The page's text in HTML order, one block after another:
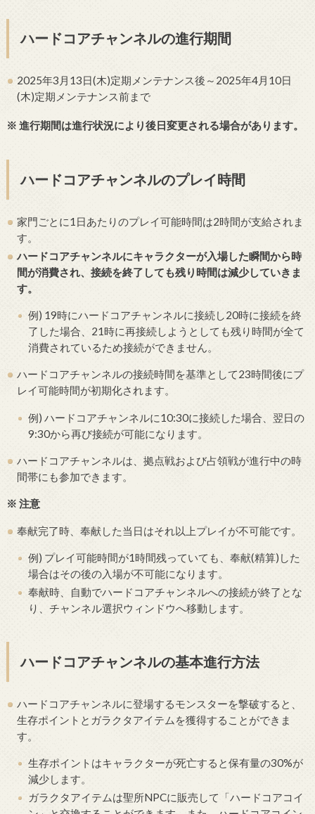
ハードコアチャンネルの進行期間
2025年3月13日(木)定期メンテナンス後～2025年4月10日
(木)定期メンテナンス前まで
※ 進行期間は進行状況により後日変更される場合があります。
ハードコアチャンネルのプレイ時間
家門ごとに1日あたりのプレイ可能時間は2時間が支給されま
す。
ハードコアチャンネルにキャラクターが入場した瞬間から時
間が消費され、接続を終了しても残り時間は減少していきま
す。
例) 19時にハードコアチャンネルに接続し20時に接続を終
了した場合、21時に再接続しようとしても残り時間が全て
消費されているため接続ができません。
ハードコアチャンネルの接続時間を基準として23時間後にプ
レイ可能時間が初期化されます。
例) ハードコアチャンネルに10:30に接続した場合、翌日の
9:30から再び接続が可能になります。
ハードコアチャンネルは、拠点戦および占領戦が進行中の時
間帯にも参加できます。
※ 注意
奉献完了時、奉献した当日はそれ以上プレイが不可能です。
例) プレイ可能時間が1時間残っていても、奉献(精算)した
場合はその後の入場が不可能になります。
奉献時、自動でハードコアチャンネルへの接続が終了とな
り、チャンネル選択ウィンドウへ移動します。
ハードコアチャンネルの基本進行方法
ハードコアチャンネルに登場するモンスターを撃破すると、
生存ポイントとガラクタアイテムを獲得することができま
す。
生存ポイントはキャラクターが死亡すると保有量の30%が
減少します。
ガラクタアイテムは聖所NPCに販売して「ハードコアコイ